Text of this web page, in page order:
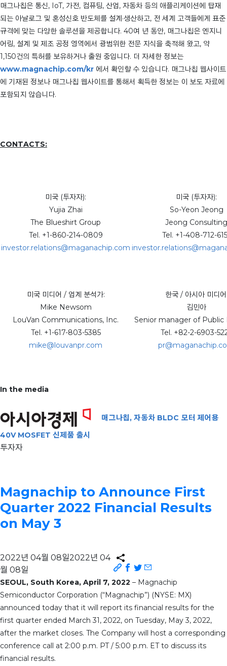
매그나칩은 통신, IoT, 가전, 컴퓨팅, 산업, 자동차 등의 애플리케이션에 탑재
되는 아날로그 및 혼성신호 반도체를 설계·생산하고, 전 세계 고객들에게 표준
규격에 맞는 다양한 솔루션을 제공합니다. 40여 년 동안, 매그나칩은 엔지니
어링, 설계 및 제조 공정 영역에서 광범위한 전문 지식을 축적해 왔고, 약
1,150건의 특허를 보유하거나 출원 중입니다. 더 자세한 정보는
www.magnachip.com/kr 에서 확인할 수 있습니다. 매그나칩 웹사이트
에 기재된 정보나 매그나칩 웹사이트를 통해서 획득한 정보는 이 보도 자료에
포함되지 않습니다.
CONTACTS:
미국 (투자자):
Yujia Zhai
The Blueshirt Group
Tel. +1-860-214-0809
investor.relations@maganachip.com
미국 (투자자):
So-Yeon Jeong
Jeong Consulting
Tel. +1-408-712-
미국 미디어 / 업계 분석가:
Mike Newsom
LouVan Communications, Inc.
Tel. +1-617-803-5385
mike@louvanpr.com
한국 / 아시아 미디
김민아
Senior manager of Public
Tel. +82-2-6903-
In the media
매그나칩, 자동차 BLDC 모터 제어용
40V MOSFET 신제품 출시
투자자
Magnachip to Announce First
Quarter 2022 Financial Results
on May 3
2022년 04월 08일2022년 04
월 08일
SEOUL, South Korea, April 7, 2022 – Magnachip
Semiconductor Corporation (“Magnachip”) (NYSE: MX)
announced today that it will report its financial results for the
first quarter ended March 31, 2022, on Tuesday, May 3, 2022,
after the market closes. The Company will host a corresponding
conference call at 2:00 p.m. PT / 5:00 p.m. ET to discuss its
financial results.